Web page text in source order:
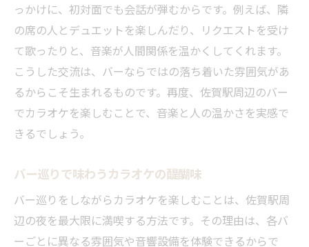
っかけに、初対面でも会話が弾むからです。例えば、隣
の席の人とデュエットを楽しんだり、リクエストを受け
て歌ったりと、音楽が人間関係を温かくしてくれます。
こうした交流は、バーならではの落ち着いた雰囲気があ
るからこそ生まれるものです。再度、佐賀駅周辺のバー
でカラオケを楽しむことで、音楽と人の温かさを実感で
きるでしょう。
バー巡りで味わうカラオケの醍醐味
バー巡りをしながらカラオケを楽しむことは、佐賀駅周
辺の夜を最大限に満喫する方法です。その理由は、各バ
ーごとに異なる雰囲気や音響設備を体験できるからで